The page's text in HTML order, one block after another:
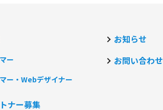
ー
ー・Webデザイナー
ナー募集
お知らせ
お問い合わせ